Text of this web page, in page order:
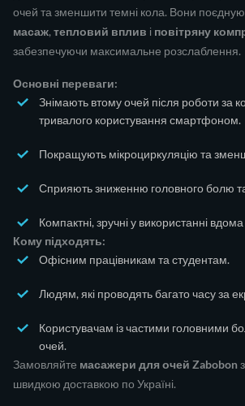
очей та зменшити темні кола. Вони
масаж, тепловий вплив і повітряну
забезпечуючи максимальне розслаблення.
Основні переваги:
Знімають втому очей після роботи за
тривалого користування смартфоном.
Покращують мікроциркуляцію та
Сприяють зниженню головного болю
Компактні, зручні у використанні
Кому підходять:
Офісним працівникам та студентам.
Людям, які проводять багато часу за
Користувачам із частими головними
очей.
Замовляйте масажери для очей Zabobon
швидкою доставкою по Україні.